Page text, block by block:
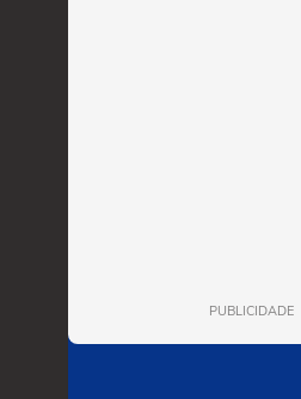
PUBLICIDADE